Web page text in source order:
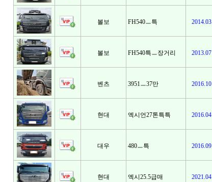
볼보 FH540ㅡ특 2014.03
볼보 FH540특ㅡ장거리 2013.07
벤츠 3951ㅡ37만 2016.10
현대 엑시언27톤특특 2016.04
대우 480ㅡ특 2016.09
현대 엑시25.5급매 2021.04